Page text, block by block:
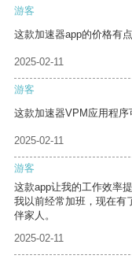
游客
这款加速器app的价格有
2025-02-11
游客
这款加速器VPM应用程序
2025-02-11
游客
这款app让我的工作效率
我以前经常加班，现在有
伴家人。
2025-02-11